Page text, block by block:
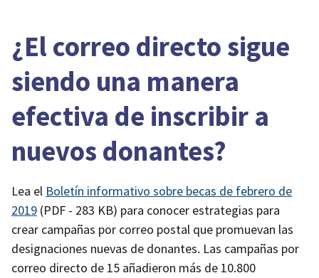
¿El correo directo sigue
siendo una manera
efectiva de inscribir a
nuevos donantes?
Lea el Boletín informativo sobre becas de febrero de
2019 (PDF - 283 KB) para conocer estrategias para
crear campañas por correo postal que promuevan las
designaciones nuevas de donantes. Las campañas por
correo directo de 15 añadieron más de 10.800